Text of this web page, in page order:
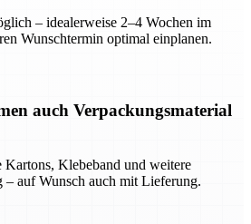
– idealerweise 2–4 Wochen im
Wunschtermin optimal einplanen.
auch Verpackungsmaterial
Kartons, Klebeband und weitere
auf Wunsch auch mit Lieferung.